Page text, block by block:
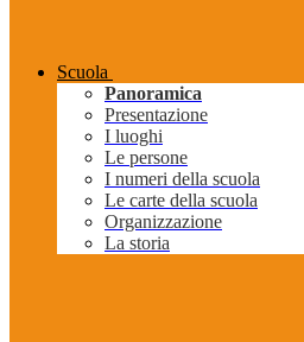
Scuola
Panoramica
Presentazione
I luoghi
Le persone
I numeri della scuola
Le carte della scuola
Organizzazione
La storia